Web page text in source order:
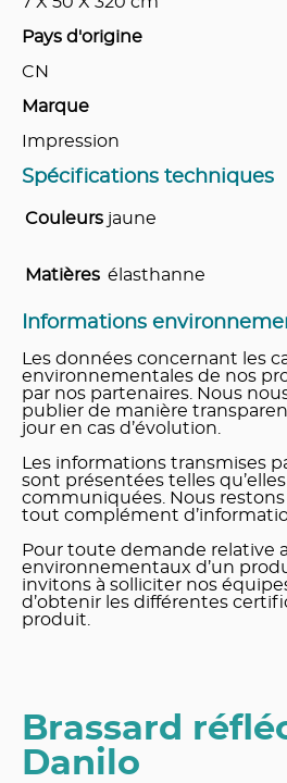
Pays d'origine
CN
Marque
Impression
Spécifications techniques
Couleurs jaune
Matières élasthanne
Informations
Les données concernant les
environnementales de nos
par nos partenaires. Nous
publier de manière
jour en cas d’évolution.
Les informations transmises
sont présentées telles
communiquées. Nous
tout complément
Pour toute demande relative
environnementaux d’un
invitons à solliciter nos
d’obtenir les différentes
produit.
Brassard
Danilo